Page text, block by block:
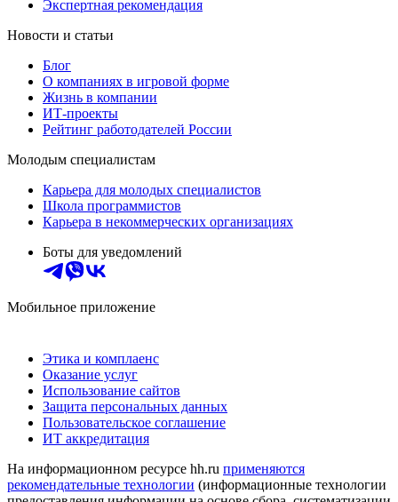
Экспертная рекомендация
Новости и статьи
Блог
О компаниях в игровой форме
Жизнь в компании
ИТ-проекты
Рейтинг работодателей России
Молодым специалистам
Карьера для молодых специалистов
Школа программистов
Карьера в некоммерческих организациях
Боты для уведомлений
Мобильное приложение
Этика и комплаенс
Оказание услуг
Использование сайтов
Защита персональных данных
Пользовательское соглашение
ИТ аккредитация
На информационном ресурсе hh.ru применяются
рекомендательные технологии (информационные технологии